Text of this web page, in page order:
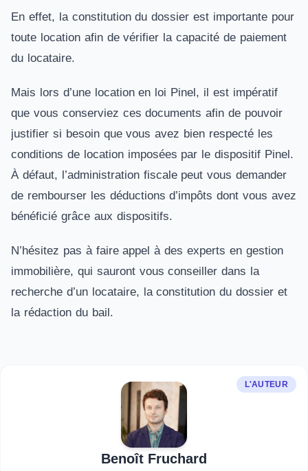
En effet, la constitution du dossier est importante pour
toute location afin de vérifier la capacité de paiement
du locataire.
Mais lors d’une location en loi Pinel, il est impératif
que vous conserviez ces documents afin de pouvoir
justifier si besoin que vous avez bien respecté les
conditions de location imposées par le dispositif Pinel.
À défaut, l’administration fiscale peut vous demander
de rembourser les déductions d’impôts dont vous avez
bénéficié grâce aux dispositifs.
N’hésitez pas à faire appel à des experts en gestion
immobilière, qui sauront vous conseiller dans la
recherche d’un locataire, la constitution du dossier et
la rédaction du bail.
L'AUTEUR
Benoît Fruchard